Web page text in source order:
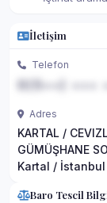
İletişim
Telefon
Adres
KARTAL /
GÜMÜŞHANE
Kartal / İstanbul
Baro Tescil